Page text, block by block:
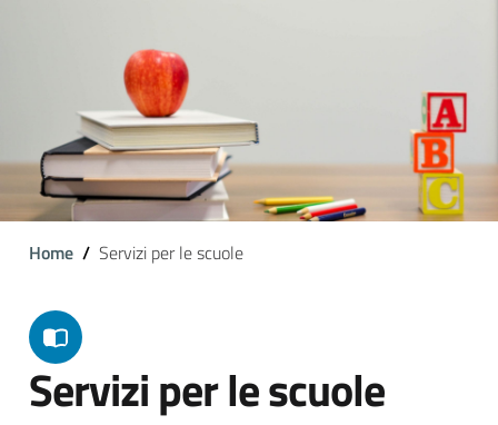
Home Servizi per le scuole
Servizi per le scuole